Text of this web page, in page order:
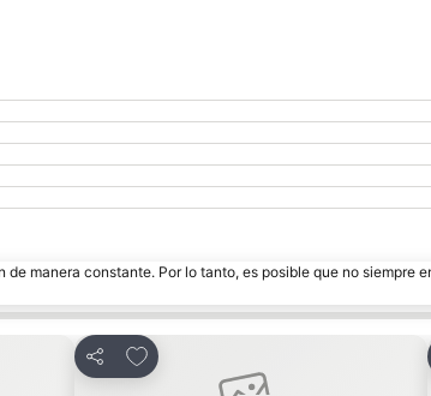
manera constante. Por lo tanto, es posible que no siempre
Compartir
Agregar a favoritos